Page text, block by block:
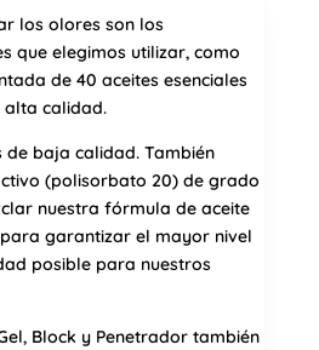
los olores son los
que elegimos utilizar, como
de 40 aceites esenciales
alta calidad.
de baja calidad. También
(polisorbato 20) de grado
nuestra fórmula de aceite
garantizar el mayor nivel
posible para nuestros
Block y Penetrador también